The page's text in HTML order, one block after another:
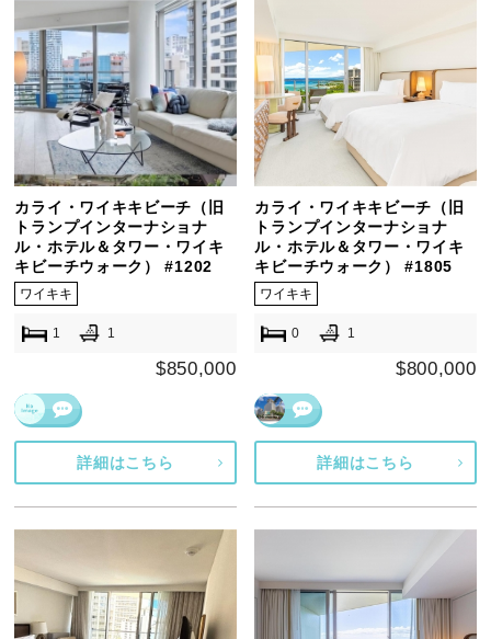
カライ・ワイキキビーチ（旧
トランプインターナショナ
ル・ホテル＆タワー・ワイキ
キビーチウォーク） #1202
ワイキキ
1 1
$850,000
詳細はこちら
カライ・ワイキキビーチ（旧
トランプインターナショナ
ル・ホテル＆タワー・ワイキ
キビーチウォーク） #1805
ワイキキ
0 1
$800,000
詳細はこちら